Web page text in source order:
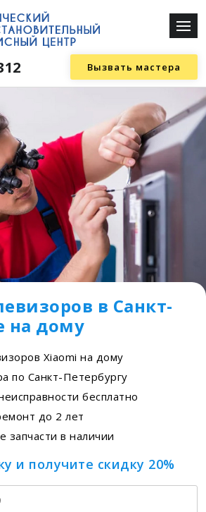
Вызвать мастера
в Санкт-
на дому
Xiaomi на дому
по Санкт-Петербургу
бесплатно
до 2 лет
запчасти в наличии
и получите скидку 20%